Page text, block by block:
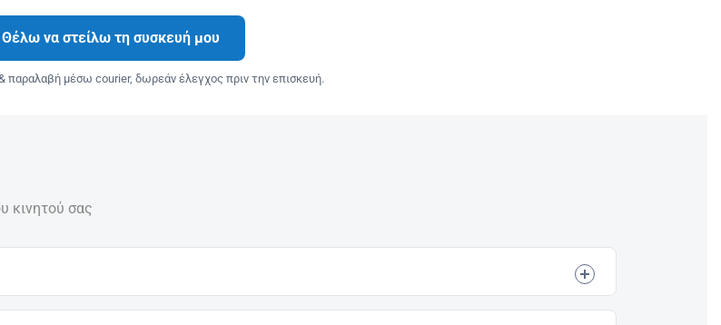
Θέλω να στείλω τη συσκευή μου
παραλαβή μέσω courier, δωρεάν έλεγχος πριν την επισκευή.
κινητού σας